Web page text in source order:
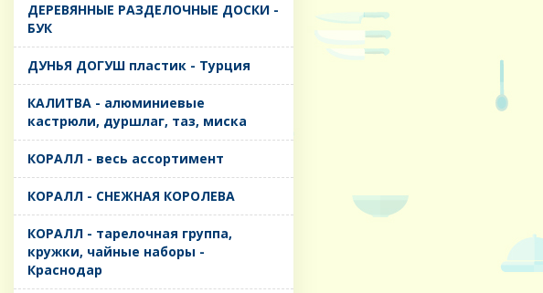
ДЕРЕВЯННЫЕ РАЗДЕЛОЧНЫЕ ДОСКИ -
БУК
ДУНЬЯ ДОГУШ пластик - Турция
КАЛИТВА - алюминиевые
кастрюли, дуршлаг, таз, миска
КОРАЛЛ - весь ассортимент
КОРАЛЛ - СНЕЖНАЯ КОРОЛЕВА
КОРАЛЛ - тарелочная группа,
кружки, чайные наборы -
Краснодар